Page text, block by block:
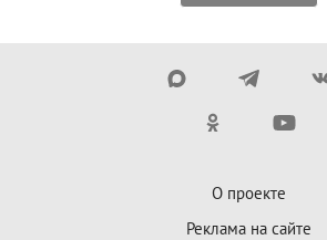
О проекте
Реклама на сайте